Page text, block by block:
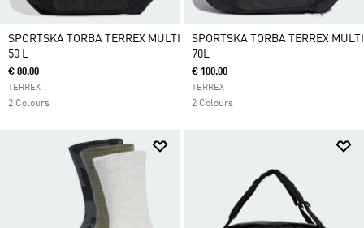
SPORTSKA TORBA TERREX MULTI
50 L
€ 80.00
TERREX
2 Colours
SPORTSKA TORBA TERREX MULTI
70L
€ 100.00
TERREX
2 Colours